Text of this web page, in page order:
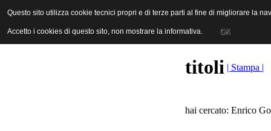
ANICA | Associazione Nazionale Industrie Cinematografiche
titoli | Stampa |
hai cercato: Enrico
Questo sito utilizza cookie tecnici propri e di terze parti al fine di migliorare la
Accetto i cookies di questo sito, non mostrare la informativa. OK
Questo sito utilizza cookie tecnici propri e di terze parti al fine di migliorare la
Accetto i cookies di questo sito, non mostrare la informativa. OK